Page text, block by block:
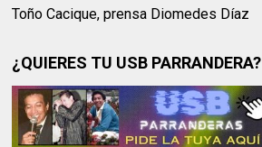
Toño Cacique, prensa Diomedes Díaz
¿QUIERES TU USB PARRANDERA?